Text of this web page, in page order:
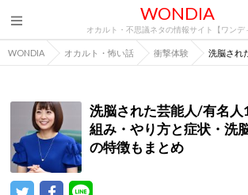
WONDIA
オカルト・不思議ネタの情報サイト【ワンデ
WONDIA オカルト・怖い話 衝撃体験 洗脳され
洗脳された芸能人/有名
組み・やり方と症状・洗
の特徴もまとめ